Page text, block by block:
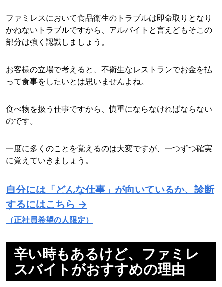
ファミレスにおいて食品衛生のトラブルは即命取りとなり
かねないトラブルですから、アルバイトと言えどもそこの
部分は強く認識しましょう。
お客様の立場で考えると、不衛生なレストランでお金を払
って食事をしたいとは思いませんよね。
食べ物を扱う仕事ですから、慎重にならなければならない
のです。
一度に多くのことを覚えるのは大変ですが、一つずつ確実
に覚えていきましょう。
自分には「どんな仕事」が向いているか、診断
するにはこちら →
（正社員希望の人限定）
辛い時もあるけど、ファミレ
スバイトがおすすめの理由